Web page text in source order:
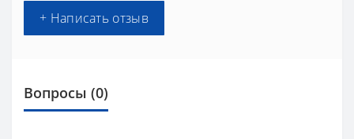
+ Написать отзыв
Вопросы (0)